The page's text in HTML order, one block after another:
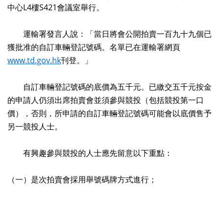
中心L4樓S421會議室舉行。
運輸署發言人說：「當日將會公開拍賣一百九十九個已
獲批准的自訂車輛登記號碼。名單已在運輸署網頁
www.td.gov.hk刊登。」
自訂車輛登記號碼的底價為五千元。已繳交五千元按金
的申請人仍須出席拍賣會並須參與競投（包括競投第一口
價），否則，所申請的自訂車輛登記號碼可能會以底價售予
另一競投人士。
有興趣參與競投的人士應先留意以下重點：
（一）是次拍賣會採用舉號碼牌方式進行；